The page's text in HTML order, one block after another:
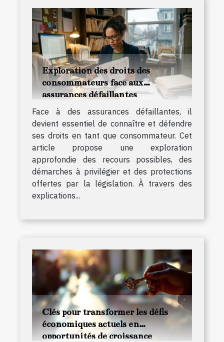
Exploration des droits des
consommateurs face aux
assurances défaillantes
Face à des assurances défaillantes, il
devient essentiel de connaître et défendre
ses droits en tant que consommateur. Cet
article propose une exploration
approfondie des recours possibles, des
démarches à privilégier et des protections
offertes par la législation. À travers des
explications...
Clés pour transformer les défis
économiques actuels en
opportunités de croissance